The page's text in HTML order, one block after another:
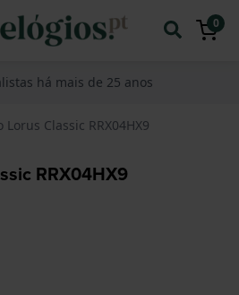
0
há mais de 25 anos
Lorus Classic RRX04HX9
RRX04HX9